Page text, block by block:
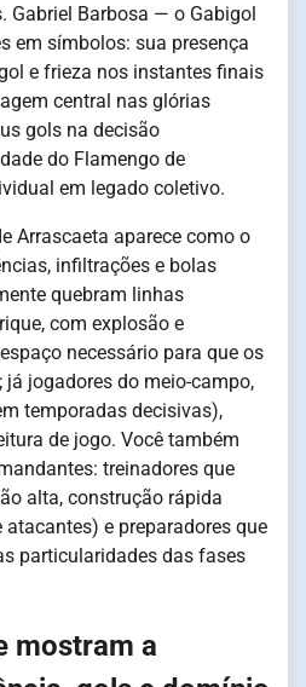
Gabriel Barbosa — o Gabigol
em símbolos: sua presença
e frieza nos instantes finais
central nas glórias
gols na decisão
do Flamengo de
em legado coletivo.
Arrascaeta aparece como o
infiltrações e bolas
quebram linhas
com explosão e
necessário para que os
jogadores do meio-campo,
temporadas decisivas),
de jogo. Você também
treinadores que
alta, construção rápida
e preparadores que
particularidades das fases
mostram a